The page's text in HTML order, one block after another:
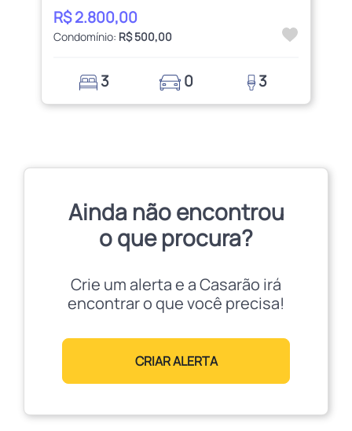
R$ 2.800,00
Condomínio: R$ 500,00
3 0 3
Ainda não encontrou
o que procura?
Crie um alerta e a Casarão irá
encontrar o que você precisa!
CRIAR ALERTA